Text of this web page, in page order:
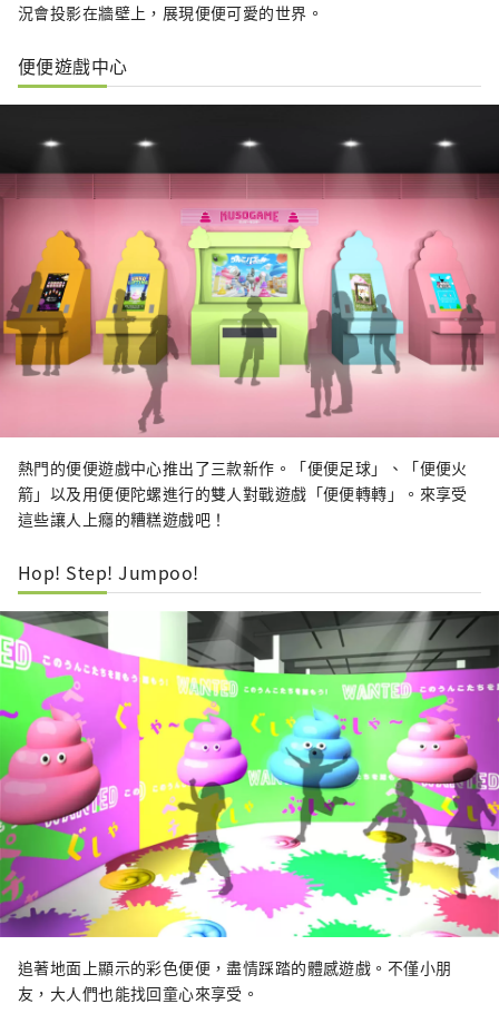
況會投影在牆壁上，展現便便可愛的世界。
便便遊戲中心
熱門的便便遊戲中心推出了三款新作。「便便足球」、「便便火
箭」以及用便便陀螺進行的雙人對戰遊戲「便便轉轉」。來享受
這些讓人上癮的糟糕遊戲吧！
Hop! Step! Jumpoo!
追著地面上顯示的彩色便便，盡情踩踏的體感遊戲。不僅小朋
友，大人們也能找回童心來享受。